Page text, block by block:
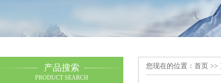
产品搜索
PRODUCT SEARCH
您现在的位置： 首页 >>